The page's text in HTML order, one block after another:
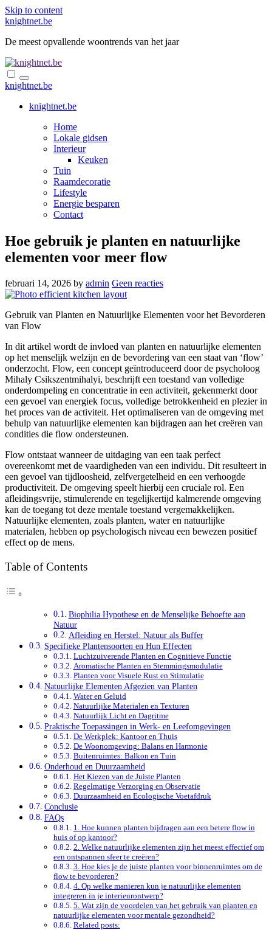
Skip to content
knightnet.be
De meest opvallende woontrends van het jaar
knightnet.be
knightnet.be
Home
Lokale gidsen
Interieur
Keuken
Tuin
Raamdecoratie
Lifestyle
Energie besparen
Contact
Hoe gebruik je planten en natuurlijke
elementen voor meer flow
februari 14, 2026 by admin Geen reacties
Gebruik van Planten en Natuurlijke Elementen voor het Bevorderen
van Flow
In dit artikel wordt de invloed van planten en natuurlijke elementen
op het menselijk welzijn en de bevordering van een staat van ‘flow’
onderzocht. Flow, een concept geïntroduceerd door de psycholoog
Mihaly Csikszentmihalyi, beschrijft een toestand van volledige
onderdompeling en concentratie in een activiteit, gekenmerkt door
een gevoel van energiek focus, volledige betrokkenheid en plezier in
het proces van de activiteit. Het optimaliseren van de omgeving met
behulp van natuurlijke elementen kan bijdragen aan het creëren van
condities die flow ondersteunen.
Flow ontstaat wanneer de uitdaging van een taak perfect
overeenkomt met de vaardigheden van een individu. Dit resulteert in
een gevoel van tijdloosheid, zelfvergetelheid en een verhoogde
productiviteit. De omgeving speelt hierbij een cruciale rol. Een
afleidingsvrije, stimulerende en tegelijkertijd kalmerende omgeving
kan de toegang tot deze mentale toestand vergemakkelijken.
Natuurlijke elementen, zoals planten, water en natuurlijke
materialen, hebben op psychologisch niveau een bewezen positief
effect op de mens.
Table of Contents
Biophilia Hypothese en de Menselijke Behoefte aan
Natuur
Afleiding en Herstel: Natuur als Buffer
Specifieke Plantensoorten en Hun Effecten
Luchtzuiverende Planten en Cognitieve Functie
Aromatische Planten en Stemmingsmodulatie
Planten voor Visuele Rust en Stimulatie
Natuurlijke Elementen Afgezien van Planten
Water en Geluid
Natuurlijke Materialen en Texturen
Natuurlijk Licht en Dagritme
Praktische Toepassingen in Werk- en Leefomgevingen
De Werkplek: Kantoor en Thuis
De Woonomgeving: Balans en Harmonie
Buitenruimtes: Balkon en Tuin
Onderhoud en Duurzaamheid
Het Kiezen van de Juiste Planten
Regelmatige Verzorging en Observatie
Duurzaamheid en Ecologische Voetafdruk
Conclusie
FAQs
1. Hoe kunnen planten bijdragen aan een betere flow in
huis of op kantoor?
2. Welke natuurlijke elementen zijn het meest effectief om
een ontspannen sfeer te creëren?
3. Hoe kies je de juiste planten voor binnenruimtes om de
flow te bevorderen?
4. Op welke manieren kun je natuurlijke elementen
integreren in je interieurontwerp?
5. Wat zijn de voordelen van het gebruik van planten en
natuurlijke elementen voor mentale gezondheid?
Related posts: